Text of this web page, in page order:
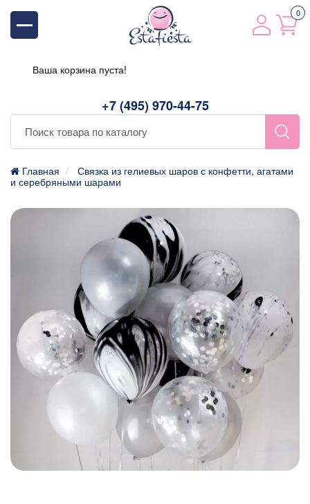
+7 (495) 970-44-75
0
Ваша корзина пуста!
Главная
Связка из гелиевых шаров с конфетти, агатами
и серебряными шарами